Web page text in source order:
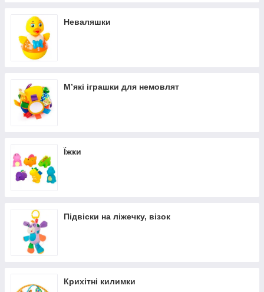
Неваляшки
М’які іграшки для немовлят
Їжки
Підвіски на ліжечку, візок
Крихітні килимки